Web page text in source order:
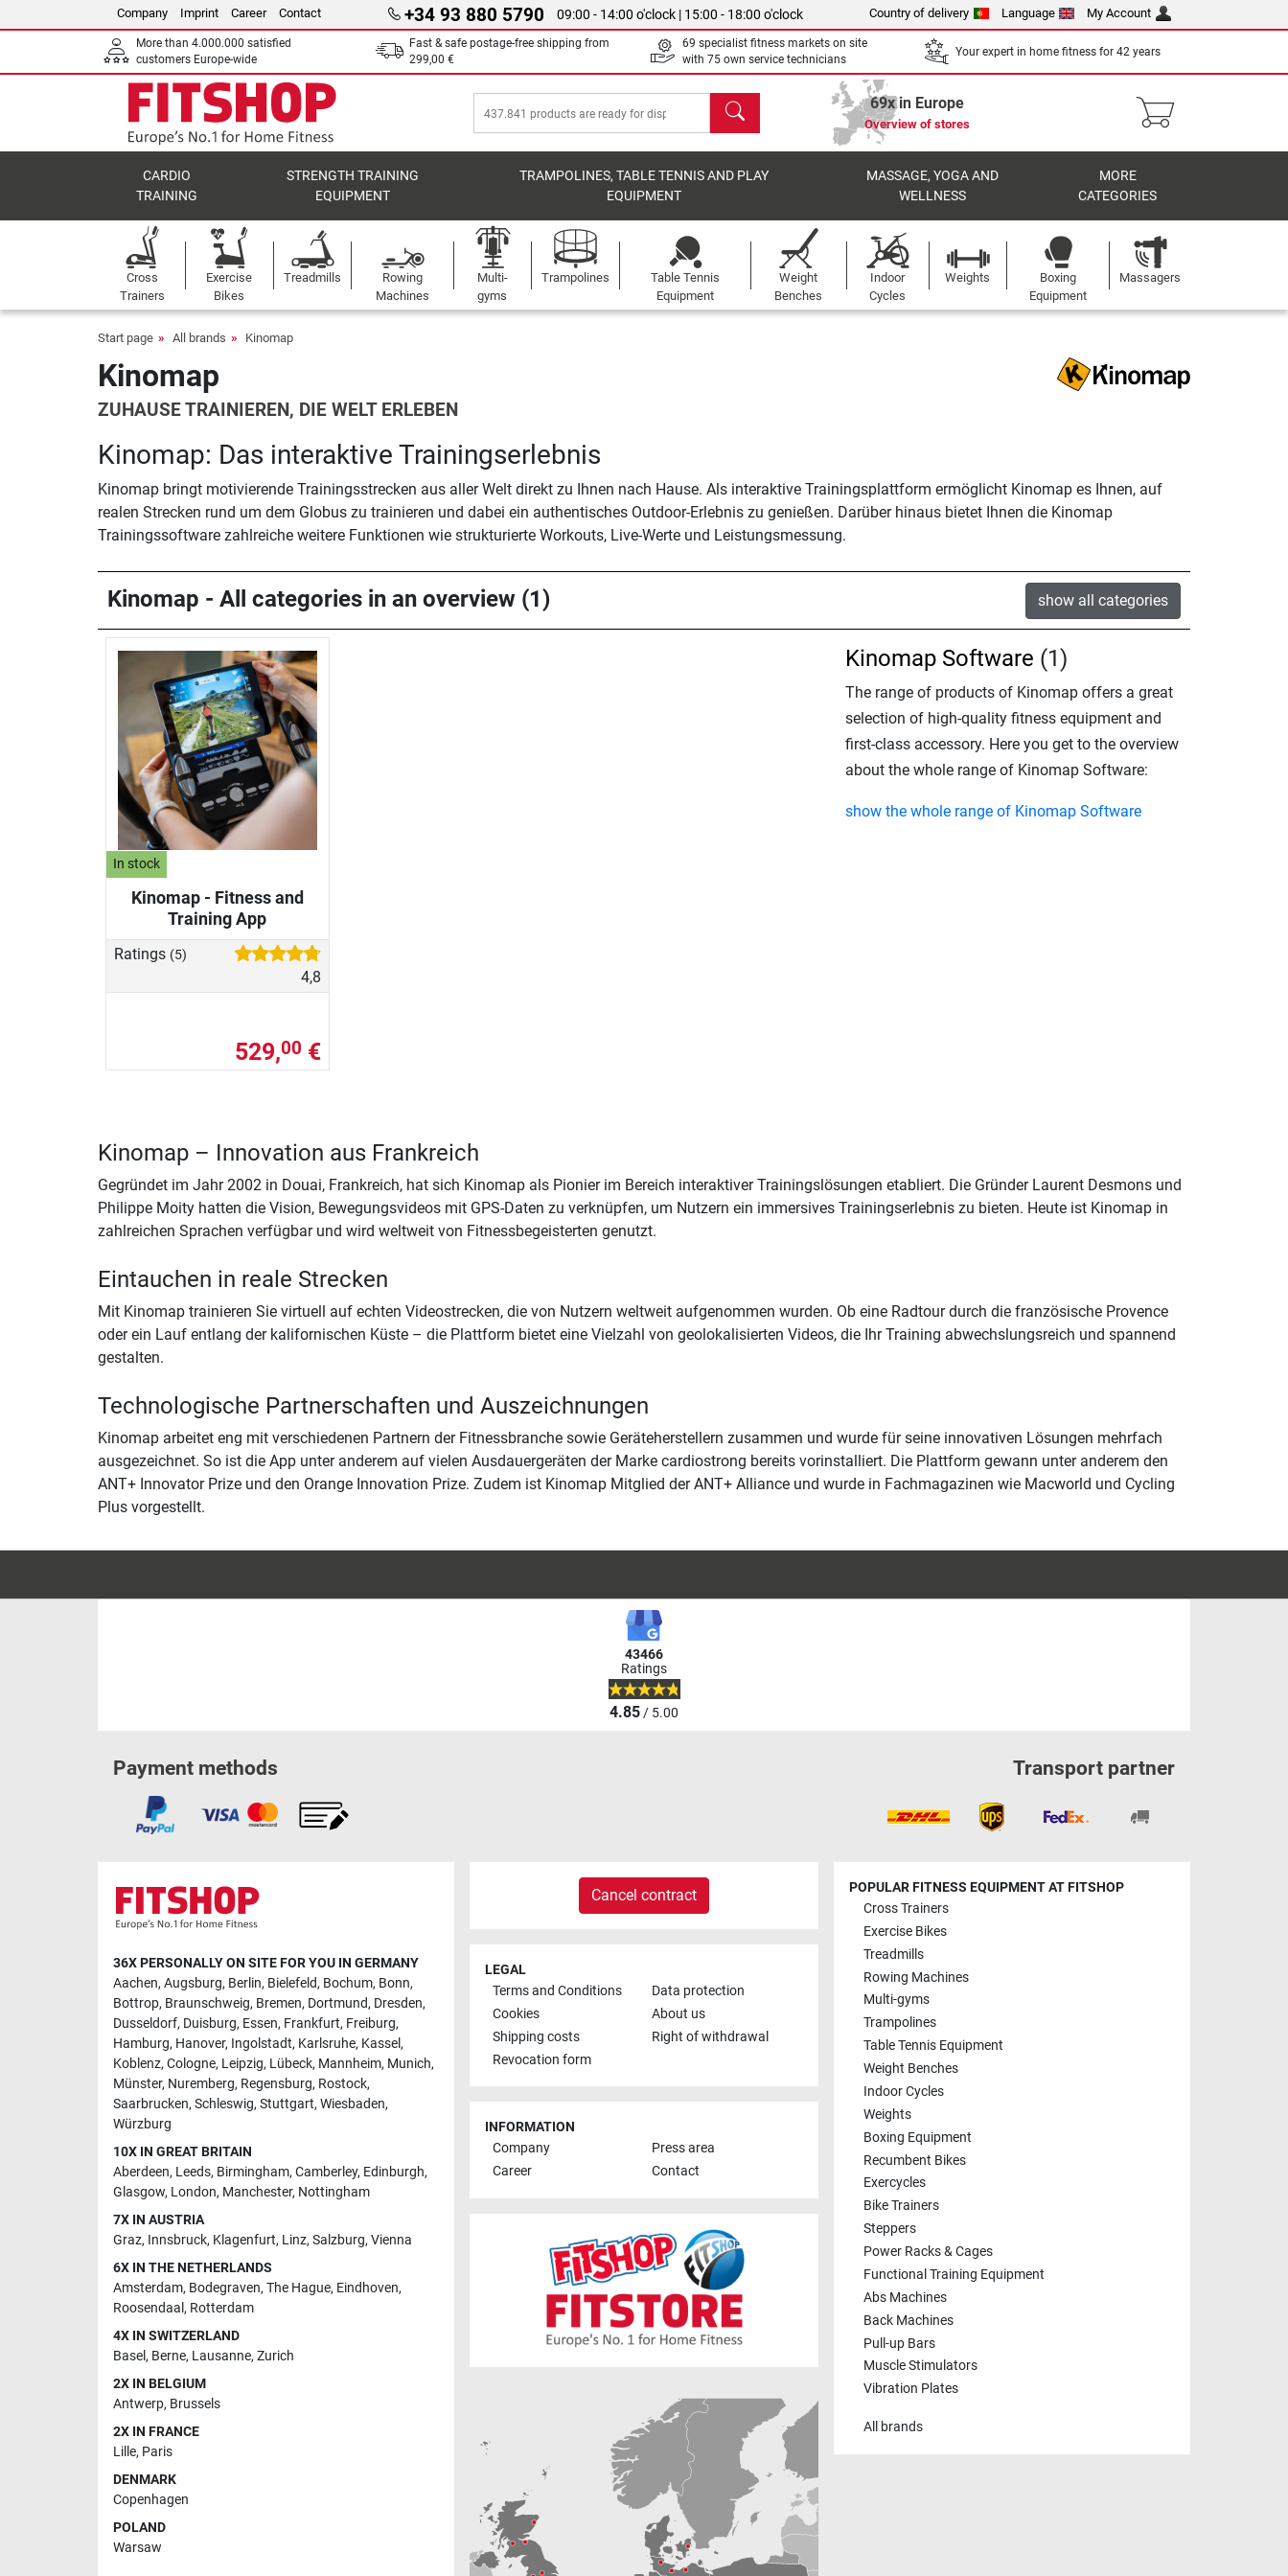
Company Imprint Career Contact +34 93 880 5790 09:00 - 14:00 o'clock | 15:00 - 18:00 o'clock Country of delivery Language My Account
More than 4.000.000 satisfied
customers Europe-wide
Fast & safe postage-free shipping from
299,00 €
69 specialist fitness markets on site
with 75 own service technicians
Your expert in home fitness for 42 years
search 69x in Europe
Overview of stores
CARDIO
TRAINING
STRENGTH TRAINING
EQUIPMENT
TRAMPOLINES, TABLE TENNIS AND PLAY
EQUIPMENT
MASSAGE, YOGA AND
WELLNESS
MORE
CATEGORIES
Cross
Trainers
Exercise
Bikes
Treadmills
Rowing
Machines
Multi-
gyms
Trampolines
Table Tennis
Equipment
Weight
Benches
Indoor
Cycles
Weights
Boxing
Equipment
Massagers
Start page All brands Kinomap
Kinomap
ZUHAUSE TRAINIEREN, DIE WELT ERLEBEN
Kinomap: Das interaktive Trainingserlebnis
Kinomap bringt motivierende Trainingsstrecken aus aller Welt direkt zu Ihnen nach Hause. Als interaktive Trainingsplattform ermöglicht Kinomap es Ihnen, auf
realen Strecken rund um dem Globus zu trainieren und dabei ein authentisches Outdoor-Erlebnis zu genießen. Darüber hinaus bietet Ihnen die Kinomap
Trainingssoftware zahlreiche weitere Funktionen wie strukturierte Workouts, Live-Werte und Leistungsmessung.
Kinomap - All categories in an overview (1) show all categories
In stock
Kinomap - Fitness and
Training App
Ratings (5)
4,8
529,00 €
Kinomap Software (1)
The range of products of Kinomap offers a great
selection of high-quality fitness equipment and
first-class accessory. Here you get to the overview
about the whole range of Kinomap Software:
show the whole range of Kinomap Software
Kinomap – Innovation aus Frankreich
Gegründet im Jahr 2002 in Douai, Frankreich, hat sich Kinomap als Pionier im Bereich interaktiver Trainingslösungen etabliert. Die Gründer Laurent Desmons und
Philippe Moity hatten die Vision, Bewegungsvideos mit GPS-Daten zu verknüpfen, um Nutzern ein immersives Trainingserlebnis zu bieten. Heute ist Kinomap in
zahlreichen Sprachen verfügbar und wird weltweit von Fitnessbegeisterten genutzt.
Eintauchen in reale Strecken
Mit Kinomap trainieren Sie virtuell auf echten Videostrecken, die von Nutzern weltweit aufgenommen wurden. Ob eine Radtour durch die französische Provence
oder ein Lauf entlang der kalifornischen Küste – die Plattform bietet eine Vielzahl von geolokalisierten Videos, die Ihr Training abwechslungsreich und spannend
gestalten.
Technologische Partnerschaften und Auszeichnungen
Kinomap arbeitet eng mit verschiedenen Partnern der Fitnessbranche sowie Geräteherstellern zusammen und wurde für seine innovativen Lösungen mehrfach
ausgezeichnet. So ist die App unter anderem auf vielen Ausdauergeräten der Marke cardiostrong bereits vorinstalliert. Die Plattform gewann unter anderem den
ANT+ Innovator Prize und den Orange Innovation Prize. Zudem ist Kinomap Mitglied der ANT+ Alliance und wurde in Fachmagazinen wie Macworld und Cycling
Plus vorgestellt.
43466
Ratings
4.85/ 5.00
Payment methods Transport partner
36X PERSONALLY ON SITE FOR YOU IN GERMANY
Aachen, Augsburg, Berlin, Bielefeld, Bochum, Bonn,
Bottrop, Braunschweig, Bremen, Dortmund, Dresden,
Dusseldorf, Duisburg, Essen, Frankfurt, Freiburg,
Hamburg, Hanover, Ingolstadt, Karlsruhe, Kassel,
Koblenz, Cologne, Leipzig, Lübeck, Mannheim, Munich,
Münster, Nuremberg, Regensburg, Rostock,
Saarbrucken, Schleswig, Stuttgart, Wiesbaden,
Würzburg
10X IN GREAT BRITAIN
Aberdeen, Leeds, Birmingham, Camberley, Edinburgh,
Glasgow, London, Manchester, Nottingham
7X IN AUSTRIA
Graz, Innsbruck, Klagenfurt, Linz, Salzburg, Vienna
6X IN THE NETHERLANDS
Amsterdam, Bodegraven, The Hague, Eindhoven,
Roosendaal , Rotterdam
4X IN SWITZERLAND
Basel, Berne, Lausanne, Zurich
2X IN BELGIUM
Antwerp, Brussels
2X IN FRANCE
Lille, Paris
DENMARK
Copenhagen
POLAND
Warsaw
Cancel contract
LEGAL
Terms and Conditions
Data protection
Cookies
About us
Shipping costs
Right of withdrawal
Revocation form
INFORMATION
Company
Press area
Career
Contact
POPULAR FITNESS EQUIPMENT AT FITSHOP
Cross Trainers
Exercise Bikes
Treadmills
Rowing Machines
Multi-gyms
Trampolines
Table Tennis Equipment
Weight Benches
Indoor Cycles
Weights
Boxing Equipment
Recumbent Bikes
Exercycles
Bike Trainers
Steppers
Power Racks & Cages
Functional Training Equipment
Abs Machines
Back Machines
Pull-up Bars
Muscle Stimulators
Vibration Plates
All brands